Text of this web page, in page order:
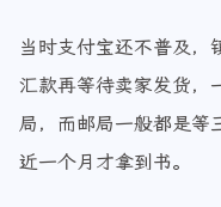
当时支付宝还不普及，
汇款再等待卖家发货，
局，而邮局一般都是等
近一个月才拿到书。